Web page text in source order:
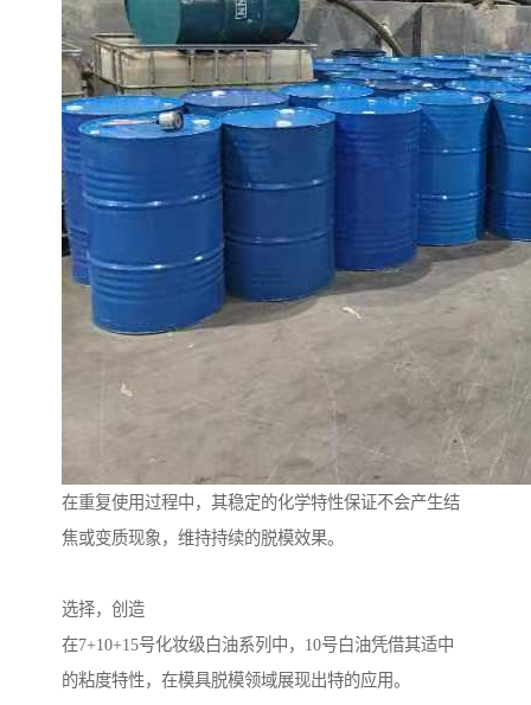
在重复使用过程中，其稳定的化学特性保证不会产生结
焦或变质现象，维持持续的脱模效果。
选择，创造
在7+10+15号化妆级白油系列中，10号白油凭借其适中
的粘度特性，在模具脱模领域展现出特的应用。